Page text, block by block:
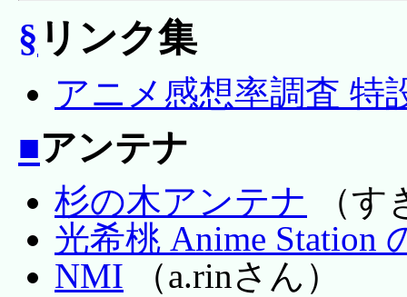
§ リンク集
アニメ感想率調査 特
■アンテナ
杉の木アンテナ （す
光希桃 Anime Station
NMI （a.rinさん）